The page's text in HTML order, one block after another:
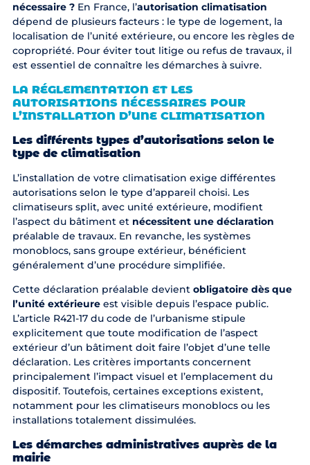
nécessaire ?En France, l’autorisation climatisation
dépend de plusieurs facteurs : le type de logement, la
localisation de l’unité extérieure, ou encore les règles de
copropriété. Pour éviter tout litige ou refus de travaux, il
est essentiel de connaître les démarches à suivre.
LA RÉGLEMENTATION ET LES
AUTORISATIONS NÉCESSAIRES POUR
L’INSTALLATION D’UNE CLIMATISATION
Les différents types d’autorisations selon le
type de climatisation
L’installation de votre climatisation exige différentes
autorisations selon le type d’appareil choisi. Les
climatiseurs split, avec unité extérieure, modifient
l’aspect du bâtiment et nécessitent une déclaration
préalable de travaux. En revanche, les systèmes
monoblocs, sans groupe extérieur, bénéficient
généralement d’une procédure simplifiée.
Cette déclaration préalable devient obligatoire dès que
l’unité extérieureest visible depuis l’espace public.
L’article R421-17 du code de l’urbanisme stipule
explicitement que toute modification de l’aspect
extérieur d’un bâtiment doit faire l’objet d’une telle
déclaration. Les critères importants concernent
principalement l’impact visuel et l’emplacement du
dispositif. Toutefois, certaines exceptions existent,
notamment pour les climatiseurs monoblocs ou les
installations totalement dissimulées.
Les démarches administratives auprès de la
mairie